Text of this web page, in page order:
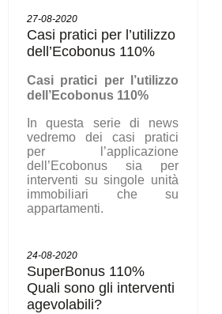
27-08-2020
Casi pratici per l’utilizzo
dell’Ecobonus 110%
Casi pratici per l’utilizzo
dell’Ecobonus 110%
In questa serie di news
vedremo dei casi pratici
per l’applicazione
dell’Ecobonus sia per
interventi su singole unità
immobiliari che su
appartamenti.
24-08-2020
SuperBonus 110%
Quali sono gli interventi
agevolabili?